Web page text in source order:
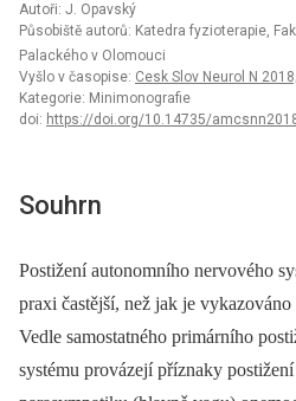
Autoři: J. Opavský
Působiště autorů: Katedra fyzioterapie,
Palackého v Olomouci
Vyšlo v časopise: Cesk Slov Neurol N
Kategorie: Minimonografie
doi: https://doi.org/10.14735/
Souhrn
Postižení autonomního nervového
praxi častější, než jak je
Vedle samostatného primárního
systému provázejí příznaky